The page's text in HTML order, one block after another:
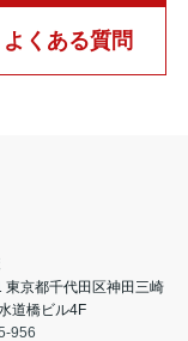
よくある質問
東京都千代田区神田三崎
道橋ビル4F
956